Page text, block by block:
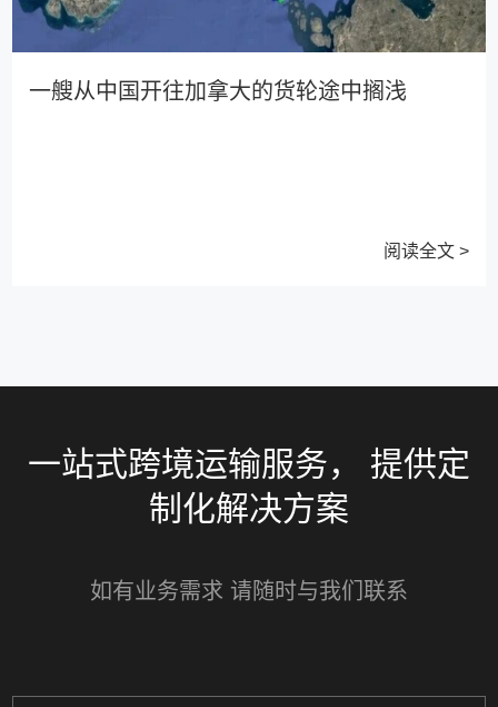
一艘从中国开往加拿大的货轮途中搁浅
阅读全文 >
一站式跨境运输服务， 提供定
制化解决方案
如有业务需求 请随时与我们联系